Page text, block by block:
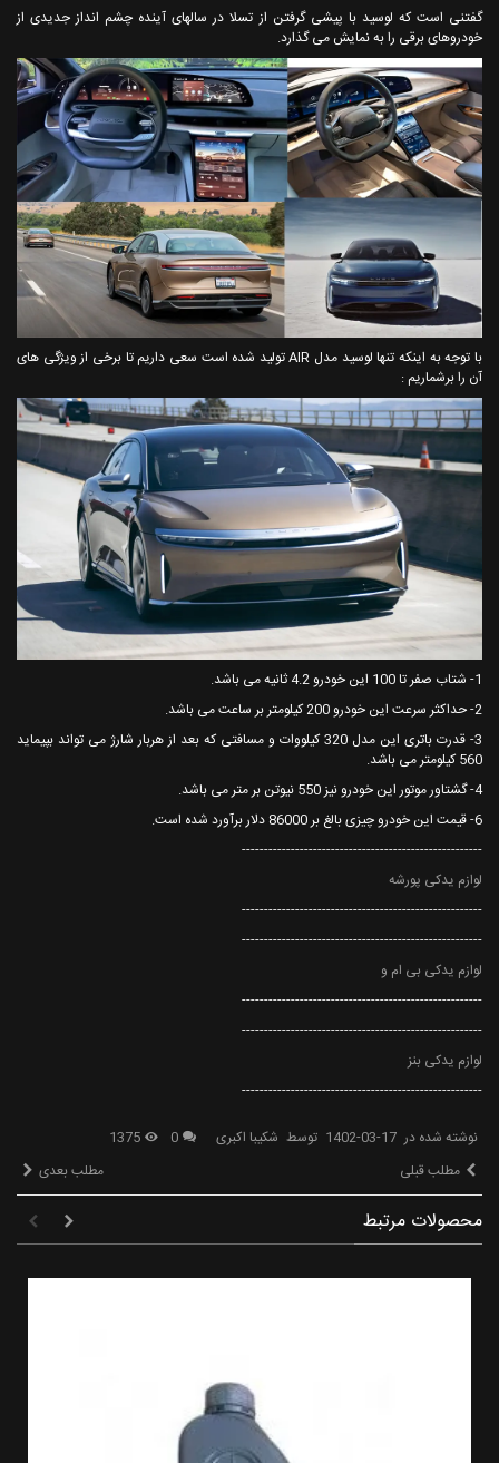
گفتنی است که لوسید با پیشی گرفتن از تسلا در سالهای آینده چشم انداز جدیدی از
خودروهای برقی را به نمایش می گذارد.
با توجه به اینکه تنها لوسید مدل AIR تولید شده است سعی داریم تا برخی از ویژگی های
آن را برشماریم :
1- شتاب صفر تا 100 این خودرو 4.2 ثانیه می باشد.
2- حداکثر سرعت این خودرو 200 کیلومتر بر ساعت می باشد.
3- قدرت باتری این مدل 320 کیلووات و مسافتی که بعد از هربار شارژ می تواند بپیماید
560 کیلومتر می باشد.
4- گشتاور موتور این خودرو نیز 550 نیوتن بر متر می باشد.
6- قیمت این خودرو چیزی بالغ بر 86000 دلار برآورد شده است.
------------------------------------------------------
لوازم یدکی پورشه
------------------------------------------------------
------------------------------------------------------
لوازم یدکی بی ام و
------------------------------------------------------
------------------------------------------------------
لوازم یدکی بنز
------------------------------------------------------
نوشته شده در 1402-03-17 توسط شکیبا اکبری 0
1375
مطلب قبلی
مطلب بعدی
محصولات مرتبط